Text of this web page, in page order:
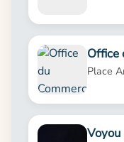
Office
Place
Voyou